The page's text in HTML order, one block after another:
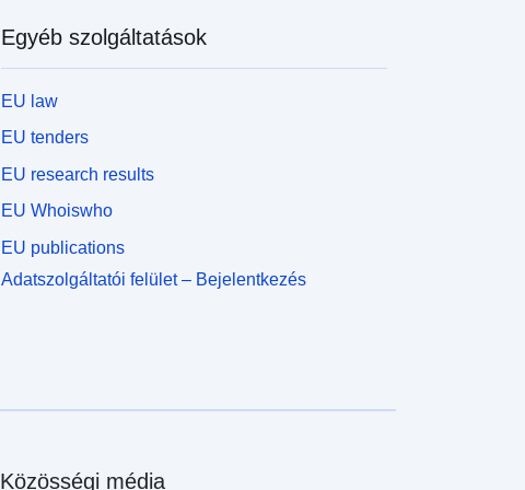
Egyéb szolgáltatások
EU law
EU tenders
EU research results
EU Whoiswho
EU publications
Adatszolgáltatói felület – Bejelentkezés
Közösségi média